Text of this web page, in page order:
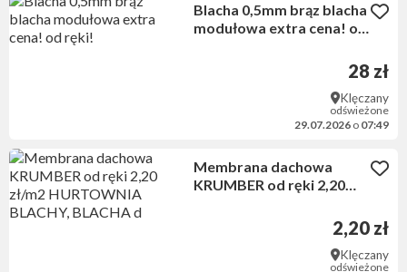
Blacha 0,5mm brąz blacha
modułowa extra cena! od
28 zł
Klęczany
odświeżone
29.07.2026 o 07:49
Membrana dachowa
KRUMBER od ręki 2,20
2,20 zł
Klęczany
odświeżone